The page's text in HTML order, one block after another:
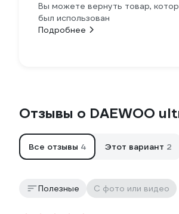
Вы можете вернуть товар,
был использован
Подробнее
Отзывы о DAEWOO
Все отзывы 4 Этот вариант 2
Полезные С фото или видео